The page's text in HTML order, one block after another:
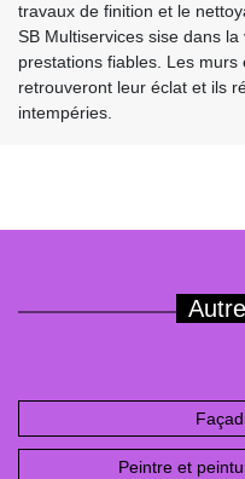
travaux de finition et le
SB Multiservices sise dans
prestations fiables. Les
retrouveront leur éclat et ils
intempéries.
Peintre et